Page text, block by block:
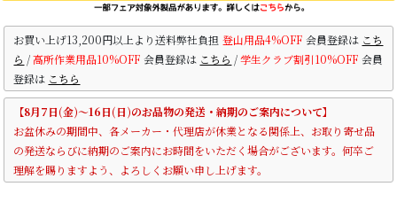
お買い上げ13,200円以上より送料弊社負担 登山用品4%OFF 会員登録は こち
ら /高所作業用品10%OFF 会員登録は こちら /学生クラブ割引10%OFF 会員
登録は こちら
【8月7日(金)～16日(日)のお品物の発送・納期のご案内について】
お盆休みの期間中、各メーカー・代理店が休業となる関係上、お取り寄せ品
の発送ならびに納期のご案内にお時間をいただく場合がございます。何卒ご
理解を賜りますよう、よろしくお願い申し上げます。